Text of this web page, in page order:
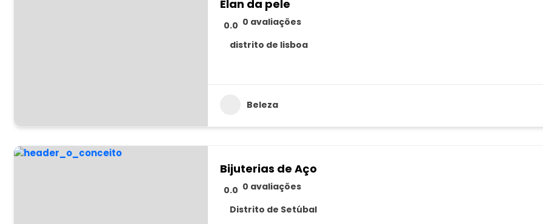
Élan da pele
0.0 0 avaliações
distrito de lisboa
Beleza
Bijuterias de Aço
0.0 0 avaliações
Distrito de Setúbal